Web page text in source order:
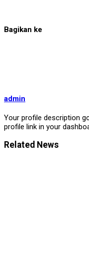
Bagikan ke
admin
Your profile description
profile link in your
Related News